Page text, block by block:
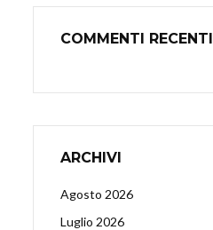
COMMENTI RECENTI
ARCHIVI
Agosto 2026
Luglio 2026